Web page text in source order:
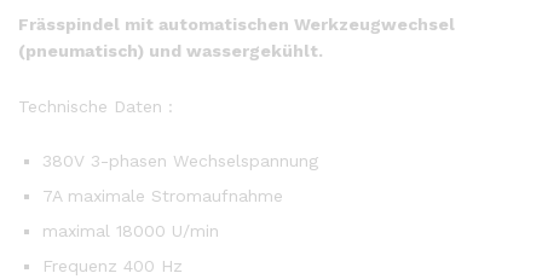
Frässpindel mit automatischen Werkzeugwechsel
(pneumatisch) und wassergekühlt.
Technische Daten :
380V 3-phasen Wechselspannung
7A maximale Stromaufnahme
maximal 18000 U/min
Frequenz 400 Hz